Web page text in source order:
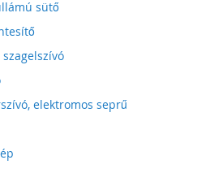
sütő
elektromos seprű